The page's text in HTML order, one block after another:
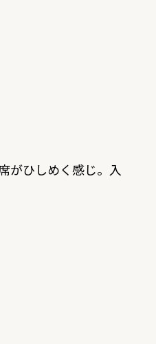
がひしめく感じ。入